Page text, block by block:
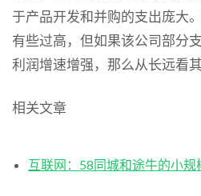
于产品开发和并购的支出庞大
有些过高，但如果该公司部分
利润增速增强，那么从长远看
相关文章
互联网：58同城和途牛的小规